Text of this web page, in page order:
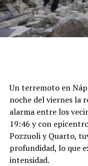
Un terremoto en
noche del viernes la
alarma entre los
19:46 y con
Pozzuoli y Quarto,
profundidad, lo que
intensidad.